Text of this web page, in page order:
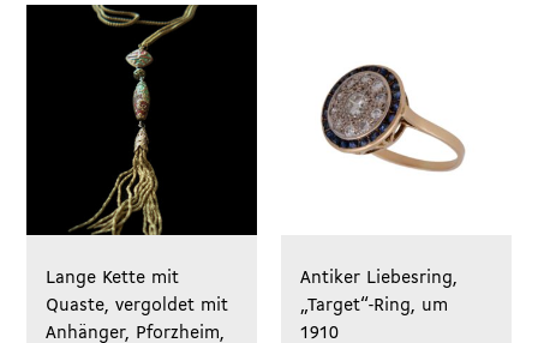
Lange Kette mit
Quaste, vergoldet mit
Anhänger, Pforzheim,
Antiker Liebesring,
„Target“-Ring, um
1910